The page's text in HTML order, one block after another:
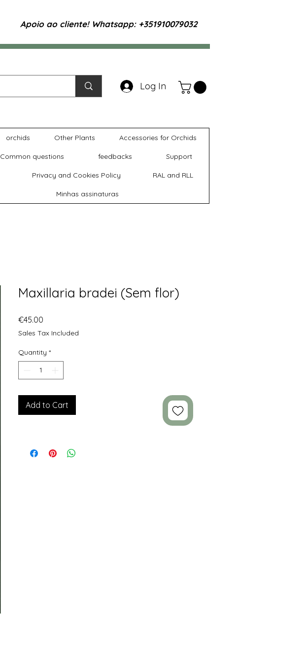
Apoio ao cliente! Whatsapp: +351910079032
Log In
orchids Other Plants Accessories for Orchids
Common questions feedbacks Support
Privacy and Cookies Policy RAL and RLL
Minhas assinaturas
Maxillaria bradei (Sem flor)
€45.00
Sales Tax Included
Quantity *
Add to Cart